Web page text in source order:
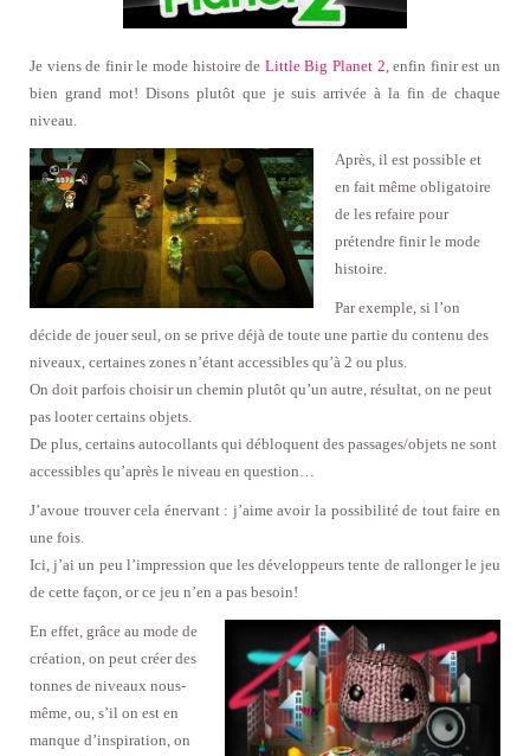
Je viens de finir le mode histoire de Little Big Planet 2, enfin finir est un
bien grand mot! Disons plutôt que je suis arrivée à la fin de chaque
niveau.
Après, il est possible et
en fait même obligatoire
de les refaire pour
prétendre finir le mode
histoire.
Par exemple, si l’on
décide de jouer seul, on se prive déjà de toute une partie du contenu des
niveaux, certaines zones n’étant accessibles qu’à 2 ou plus.
On doit parfois choisir un chemin plutôt qu’un autre, résultat, on ne peut
pas looter certains objets.
De plus, certains autocollants qui débloquent des passages/objets ne sont
accessibles qu’après le niveau en question…
J’avoue trouver cela énervant : j’aime avoir la possibilité de tout faire en
une fois.
Ici, j’ai un peu l’impression que les développeurs tente de rallonger le jeu
de cette façon, or ce jeu n’en a pas besoin!
En effet, grâce au mode de
création, on peut créer des
tonnes de niveaux nous-
même, ou, s’il on est en
manque d’inspiration, on